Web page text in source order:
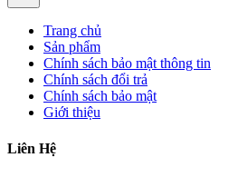
Trang chủ
Sản phẩm
Chính sách bảo mật thông tin
Chính sách đổi trả
Chính sách bảo mật
Giới thiệu
Liên Hệ